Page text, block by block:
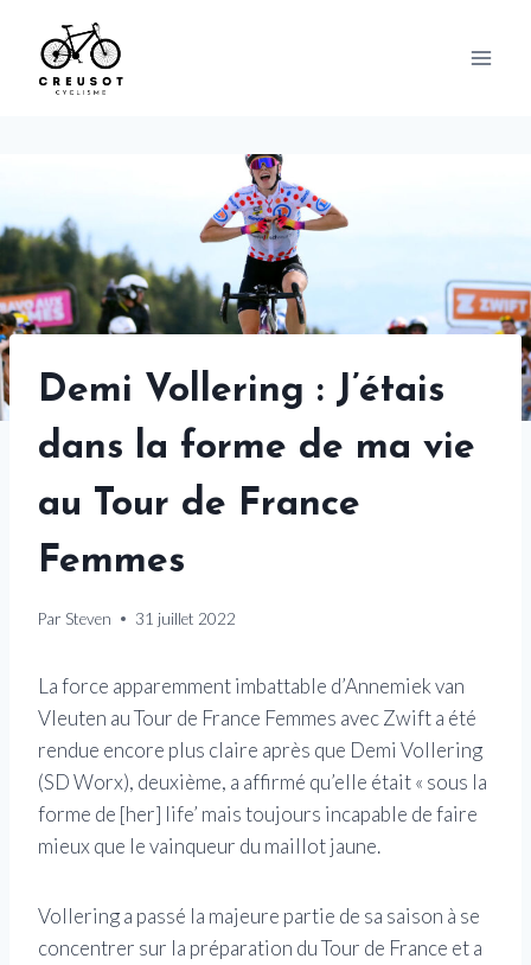
content
Demi Vollering : J’étais
dans la forme de ma vie
au Tour de France
Femmes
Par Steven 31 juillet 2022
La force apparemment imbattable d’Annemiek van
Vleuten au Tour de France Femmes avec Zwift a été
rendue encore plus claire après que Demi Vollering
(SD Worx), deuxième, a affirmé qu’elle était « sous la
forme de [her] life’ mais toujours incapable de faire
mieux que le vainqueur du maillot jaune.
Vollering a passé la majeure partie de sa saison à se
concentrer sur la préparation du Tour de France et a